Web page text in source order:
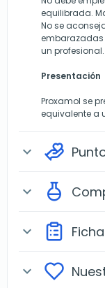
equilibrada.
No se
un
Presentación
Proxamol se
equivalente a
expand_more
expand_more
expand_more
expand_more